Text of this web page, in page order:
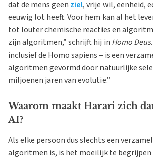
dat de mens geen ziel, vrije wil, eenheid,
eeuwig lot heeft. Voor hem kan al het
tot louter chemische reacties en
zijn algoritmen,” schrijft hij in Homo Deus
inclusief de Homo sapiens – is een
algoritmen gevormd door natuurlijke
miljoenen jaren van evolutie.”
Waarom maakt Harari zich
AI?
Als elke persoon dus slechts een
algoritmen is, is het moeilijk te begrijpen